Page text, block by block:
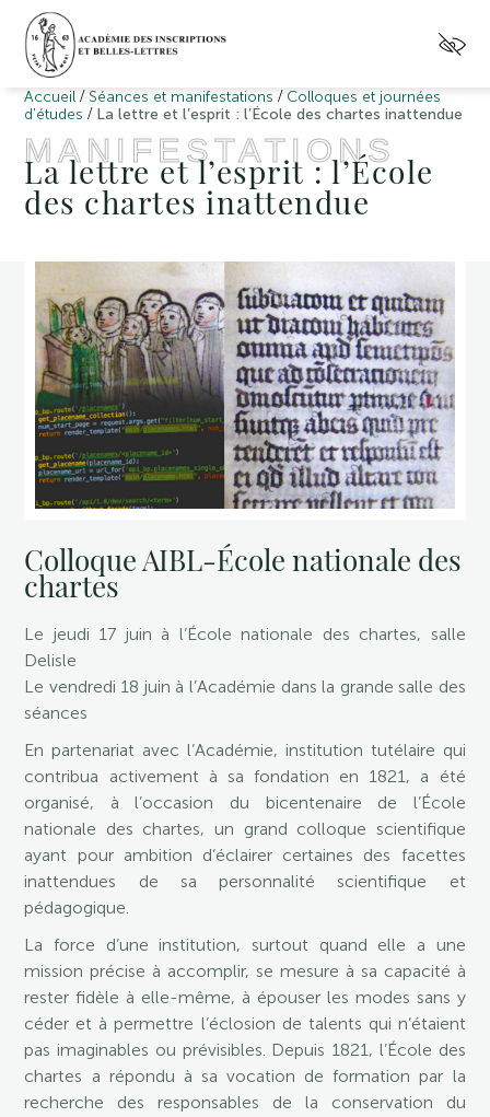
Accueil / Séances et manifestations / Colloques et journées
d'études / La lettre et l’esprit : l’École des chartes inattendue
MANIFESTATIONS
La lettre et l’esprit : l’École
des chartes inattendue
Colloque AIBL-École nationale des
chartes
Le jeudi 17 juin à l’École nationale des chartes, salle
Delisle
Le vendredi 18 juin à l’Académie dans la grande salle des
séances
En partenariat avec l’Académie, institution tutélaire qui
contribua activement à sa fondation en 1821, a été
organisé, à l’occasion du bicentenaire de l’École
nationale des chartes, un grand colloque scientifique
ayant pour ambition d’éclairer certaines des facettes
inattendues de sa personnalité scientifique et
pédagogique.
La force d’une institution, surtout quand elle a une
mission précise à accomplir, se mesure à sa capacité à
rester fidèle à elle-même, à épouser les modes sans y
céder et à permettre l’éclosion de talents qui n’étaient
pas imaginables ou prévisibles. Depuis 1821, l’École des
chartes a répondu à sa vocation de formation par la
recherche des responsables de la conservation du